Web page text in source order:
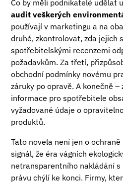
Co by měli podnikatelé udělat
audit veškerých
používají v marketingu a na
druhé, zkontrolovat, zda jejich
spotřebitelskými recenzemi
požadavkům. Za třetí,
obchodní podmínky novému
záruky po opravě. A konečně
informace pro spotřebitele
vyžadované údaje o
produktů.
Tato novela není jen o
signál, že éra vágních
netransparentního nakládání s
právu chýlí ke konci. Firmy,